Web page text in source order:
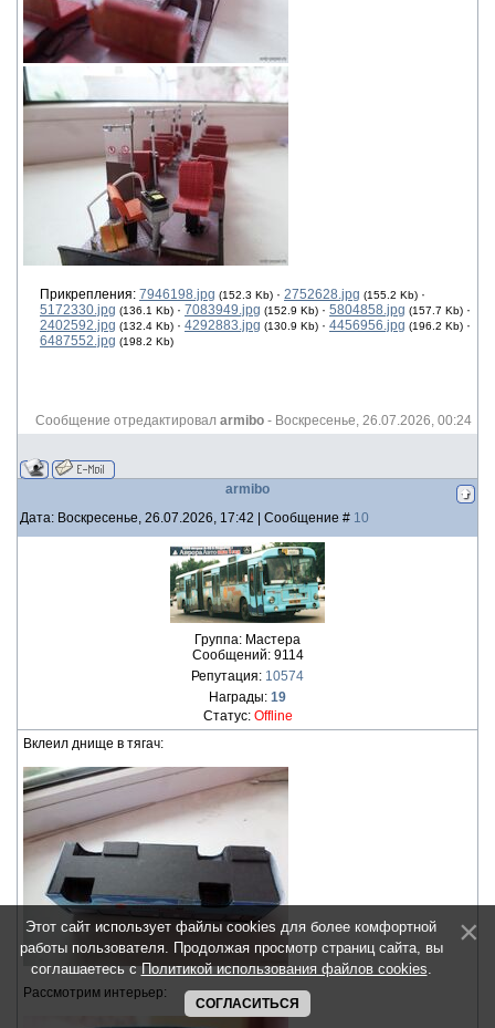
Прикрепления: 7946198.jpg (152.3 Kb) · 2752628.jpg (155.2 Kb) ·
5172330.jpg (136.1 Kb) · 7083949.jpg (152.9 Kb) · 5804858.jpg (157.7 Kb) ·
2402592.jpg (132.4 Kb) · 4292883.jpg (130.9 Kb) · 4456956.jpg (196.2 Kb) ·
6487552.jpg (198.2 Kb)
Сообщение отредактировал armibo - Воскресенье, 26.07.2026, 00:24
armibo
Дата: Воскресенье, 26.07.2026, 17:42 | Сообщение # 10
Группа: Мастера
Сообщений: 9114
Репутация: 10574
Награды: 19
Статус: Offline
Вклеил днище в тягач:
Рассмотрим интерьер:
Этот сайт использует файлы cookies для более комфортной
работы пользователя. Продолжая просмотр страниц сайта, вы
соглашаетесь сПолитикой использования файлов cookies.
СОГЛАСИТЬСЯ